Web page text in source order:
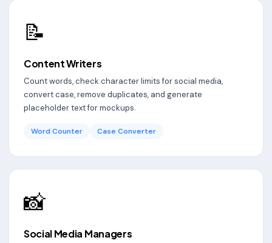
📝
Content Writers
Count words, check character limits for social media,
convert case, remove duplicates, and generate
placeholder text for mockups.
Word Counter Case Converter
📸
Social Media Managers